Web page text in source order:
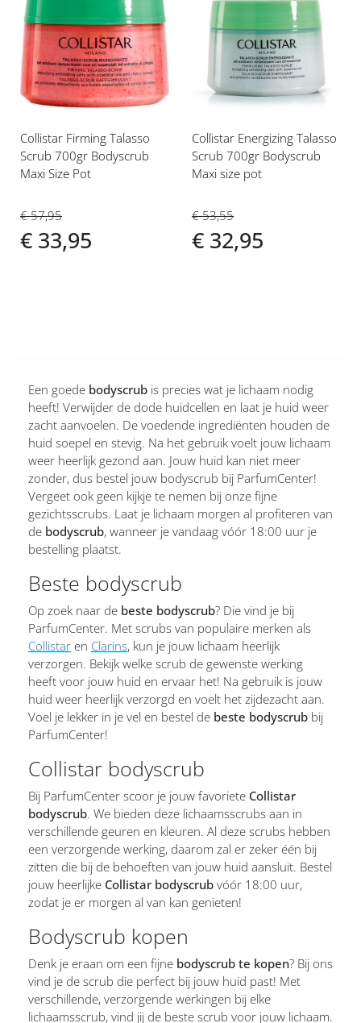
Voeg
toe
aan
verlanglijst
Collistar Firming Talasso
Scrub 700gr Bodyscrub
Maxi Size Pot
€ 57,95
€ 33,95
Voeg
toe
aan
verlanglijst
Collistar Energizing Talasso
Scrub 700gr Bodyscrub
Maxi size pot
€ 53,55
€ 32,95
Een goede bodyscrub is precies wat je lichaam nodig
heeft! Verwijder de dode huidcellen en laat je huid weer
zacht aanvoelen. De voedende ingrediënten houden de
huid soepel en stevig. Na het gebruik voelt jouw lichaam
weer heerlijk gezond aan. Jouw huid kan niet meer
zonder, dus bestel jouw bodyscrub bij ParfumCenter!
Vergeet ook geen kijkje te nemen bij onze fijne
gezichtsscrubs. Laat je lichaam morgen al profiteren van
de bodyscrub, wanneer je vandaag vóór 18:00 uur je
bestelling plaatst.
Beste bodyscrub
Op zoek naar de beste bodyscrub? Die vind je bij
ParfumCenter. Met scrubs van populaire merken als
Collistar en Clarins, kun je jouw lichaam heerlijk
verzorgen. Bekijk welke scrub de gewenste werking
heeft voor jouw huid en ervaar het! Na gebruik is jouw
huid weer heerlijk verzorgd en voelt het zijdezacht aan.
Voel je lekker in je vel en bestel de beste bodyscrub bij
ParfumCenter!
Collistar bodyscrub
Bij ParfumCenter scoor je jouw favoriete Collistar
bodyscrub. We bieden deze lichaamsscrubs aan in
verschillende geuren en kleuren. Al deze scrubs hebben
een verzorgende werking, daarom zal er zeker één bij
zitten die bij de behoeften van jouw huid aansluit. Bestel
jouw heerlijke Collistar bodyscrub vóór 18:00 uur,
zodat je er morgen al van kan genieten!
Bodyscrub kopen
Denk je eraan om een fijne bodyscrub te kopen? Bij ons
vind je de scrub die perfect bij jouw huid past! Met
verschillende, verzorgende werkingen bij elke
lichaamsscrub, vind jij de beste scrub voor jouw lichaam.